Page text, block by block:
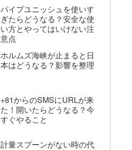
パイプユニッシュを使いす
ぎたらどうなる？安全な使
い方とやってはいけない注
意点
ホルムズ海峡が止まると日
本はどうなる？影響を整理
+81からのSMSにURLが来
た！開いたらどうなる？今
すぐやること
計量スプーンがない時の代